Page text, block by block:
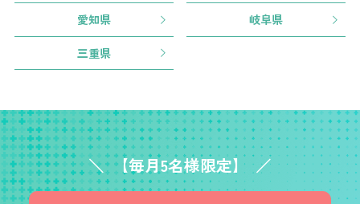
愛知県 岐阜県
三重県
【毎月5名様限定】